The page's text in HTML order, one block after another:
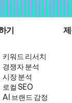
기
키워드 리서치
경쟁자 분석
시장 분석
로컬 SEO
AI 브랜드 감정